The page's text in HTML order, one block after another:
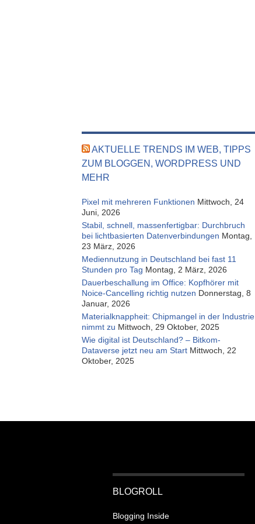
AKTUELLE TRENDS IM WEB, TIPPS
ZUM BLOGGEN, WORDPRESS UND
MEHR
Pixel mit mehreren Funktionen Mittwoch, 24
Juni, 2026
Stabil, schnell, massenfertigbar: Durchbruch
bei lichtbasierten Datenverbindungen Montag,
23 März, 2026
Mediennutzung in Deutschland bei fast 11
Stunden pro Tag Montag, 2 März, 2026
Dauerbeschallung im Office: Kopfhörer mit
Noice-Cancelling richtig nutzen Donnerstag, 8
Januar, 2026
Materialknappheit: Chipmangel in der Industrie
nimmt zu Mittwoch, 29 Oktober, 2025
Wie digital ist Deutschland? – Bitkom-
Dataverse jetzt neu am Start Mittwoch, 22
Oktober, 2025
BLOGROLL
Blogging Inside